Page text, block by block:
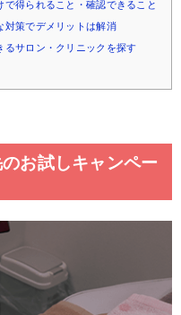
得られること・確認できること
対策でデメリットは解消
るサロン・クリニックを探す
お試しキャンペー